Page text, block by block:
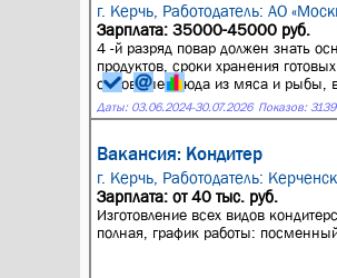
г. Керчь, Работодатель: АО
Зарплата: 35000-45000 руб.
4 -й разряд повар должен знать
продуктов, сроки хранения
основные блюда из мяса и рыбы,
Даты: 03.06.2024-30.07.2026 Показов:
Вакансия: Кондитер
г. Керчь, Работодатель:
Зарплата: от 40 тыс. руб.
Изготовление всех видов
полная, график работы: